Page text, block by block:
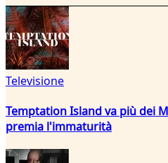
Televisione
Temptation Island va più dei
premia l'immaturità